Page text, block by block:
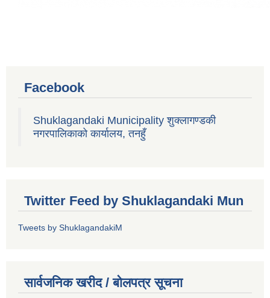
Facebook
Shuklagandaki Municipality शुक्लागण्डकी
नगरपालिकाको कार्यालय, तनहुँ
Twitter Feed by Shuklagandaki Mun
Tweets by ShuklagandakiM
सार्वजनिक खरीद / बोलपत्र सूचना